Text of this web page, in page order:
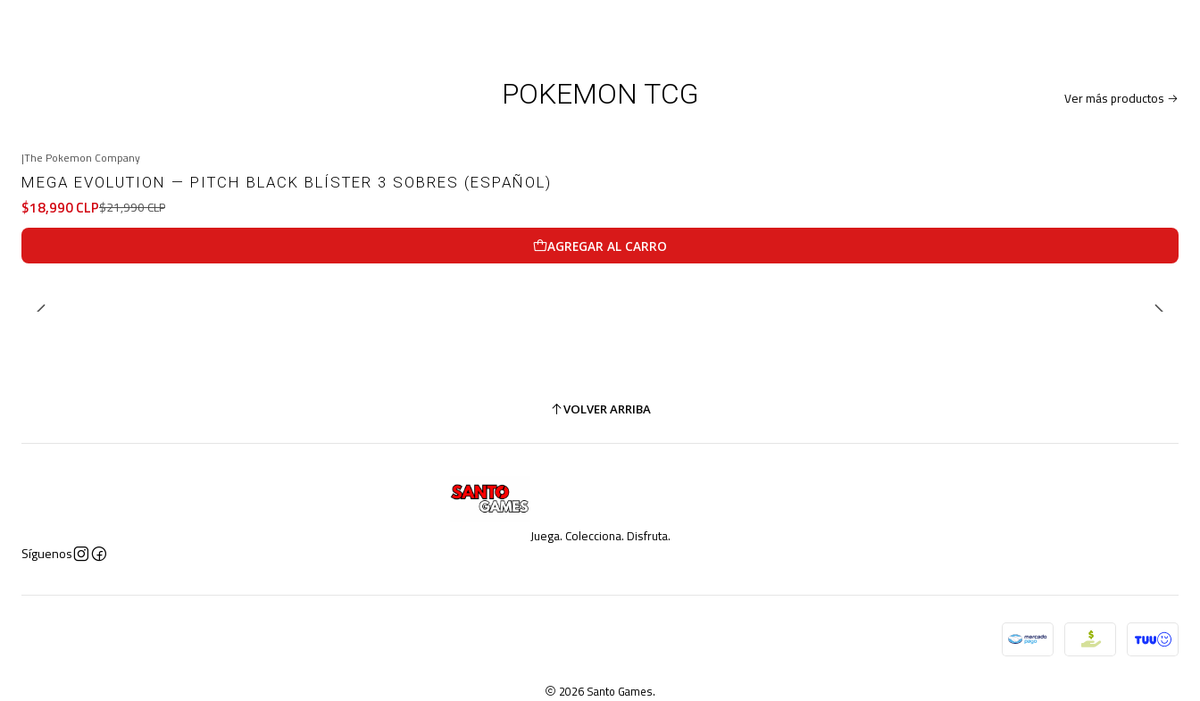
POKEMON TCG Ver más productos
|The Pokemon Company
MEGA EVOLUTION — PITCH BLACK BLÍSTER 3 SOBRES (ESPAÑOL)
$18,990 CLP$21,990 CLP
AGREGAR AL CARRO
VOLVER ARRIBA
Juega. Colecciona. Disfruta.
Síguenos
2026 Santo Games.